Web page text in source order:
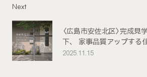
Next
〈広島市安佐北区〉完成見
下、 家事品質アップする
2025.11.15